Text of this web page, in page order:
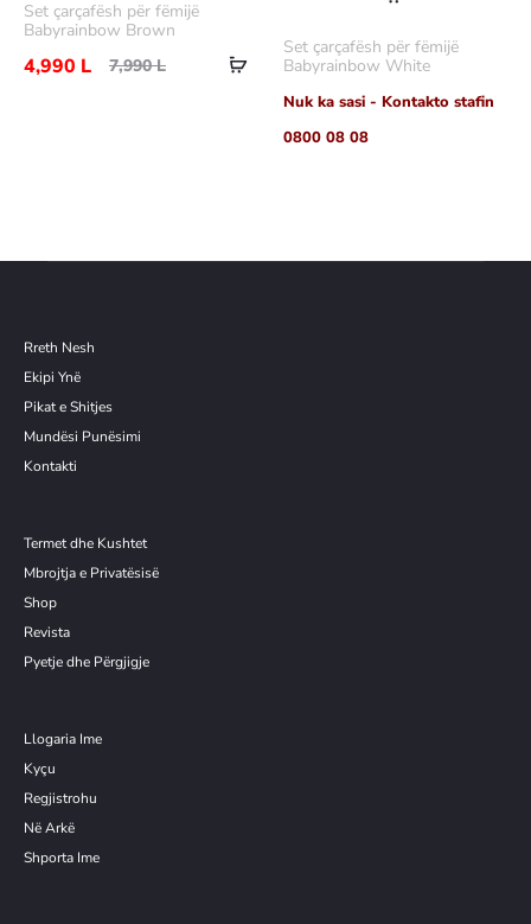
Shtoje
shportë
Set çarçafësh për fëmijë
Babyrainbow Brown
7,990L
4,990 L
shumë
Set çarçafësh për fëmijë
Babyrainbow White
Nuk ka sasi - Kontakto stafin
0800 08 08
Rreth Nesh
Ekipi Ynë
Pikat e Shitjes
Mundësi Punësimi
Kontakti
Termet dhe Kushtet
Mbrojtja e Privatësisë
Shop
Revista
Pyetje dhe Përgjigje
Llogaria Ime
Kyçu
Regjistrohu
Në Arkë
Shporta Ime